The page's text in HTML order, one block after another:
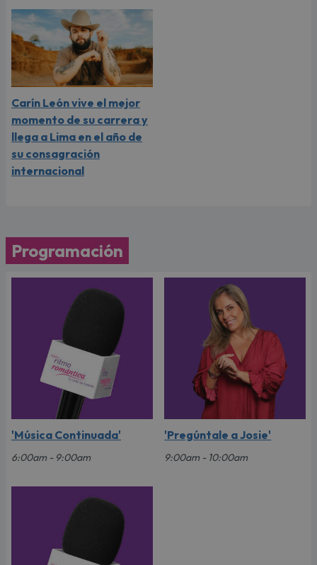
Carín León vive el mejor
momento de su carrera y
llega a Lima en el año de
su consagración
internacional
Programación
'Música Continuada'
6:00am - 9:00am
'Pregúntale a Josie'
9:00am - 10:00am